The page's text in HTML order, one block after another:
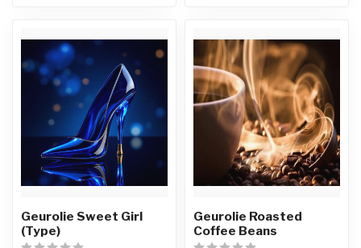
Geurolie Sweet Girl
(Type)
Geurolie Roasted
Coffee Beans